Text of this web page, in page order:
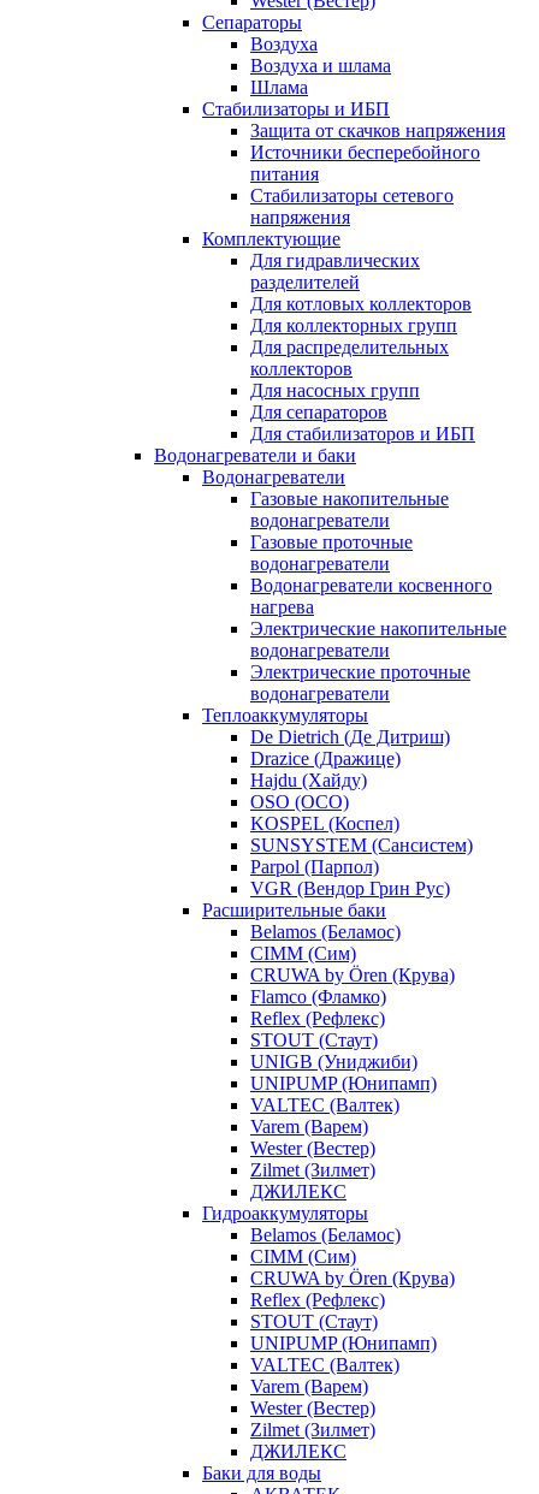
Сепараторы
Воздуха
Воздуха и шлама
Шлама
Стабилизаторы и ИБП
Защита от скачков напряжения
Источники бесперебойного
питания
Стабилизаторы сетевого
напряжения
Комплектующие
Для гидравлических
разделителей
Для котловых коллекторов
Для коллекторных групп
Для распределительных
коллекторов
Для насосных групп
Для сепараторов
Для стабилизаторов и ИБП
Водонагреватели и баки
Водонагреватели
Газовые накопительные
водонагреватели
Газовые проточные
водонагреватели
Водонагреватели косвенного
нагрева
Электрические накопительные
водонагреватели
Электрические проточные
водонагреватели
Теплоаккумуляторы
De Dietrich (Де Дитриш)
Drazice (Дражице)
Hajdu (Хайду)
OSO (ОСО)
KOSPEL (Коспел)
SUNSYSTEM (Сансистем)
Parpol (Парпол)
VGR (Вендор Грин Рус)
Расширительные баки
Belamos (Беламос)
CIMM (Сим)
CRUWA by Ören (Крува)
Flamco (Фламко)
Reflex (Рефлекс)
STOUT (Стаут)
UNIGB (Униджиби)
UNIPUMP (Юнипамп)
VALTEC (Валтек)
Varem (Варем)
Wester (Вестер)
Zilmet (Зилмет)
ДЖИЛЕКС
Гидроаккумуляторы
Belamos (Беламос)
CIMM (Сим)
CRUWA by Ören (Крува)
Reflex (Рефлекс)
STOUT (Стаут)
UNIPUMP (Юнипамп)
VALTEC (Валтек)
Varem (Варем)
Wester (Вестер)
Zilmet (Зилмет)
ДЖИЛЕКС
Баки для воды